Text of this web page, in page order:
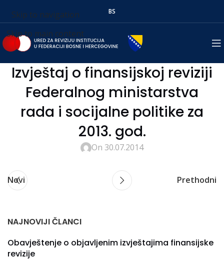
Skip to navigation
Skip to main content
BS
Izvještaj o finansijskoj reviziji
Federalnog ministarstva
rada i socijalne politike za
2013. god.
On 30.07.2014
Novi Prethodni
NAJNOVIJI ČLANCI
Obavještenje o objavljenim izvještajima finansijske
revizije